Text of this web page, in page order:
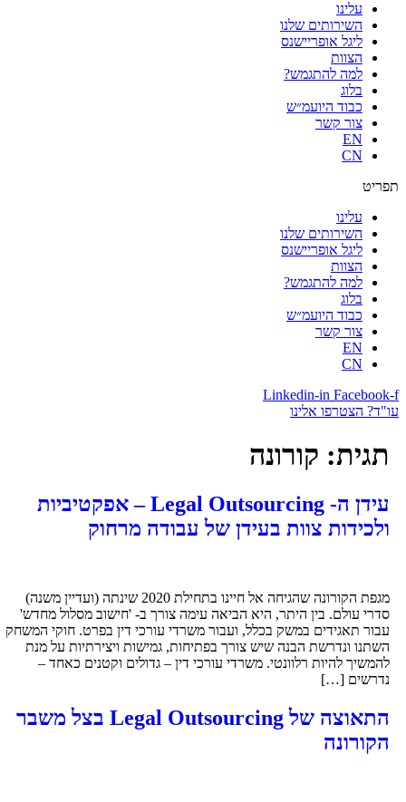
עלינו
השירותים שלנו
ליגל אופריישנס
הצוות
למה להתגמש?
בלוג
כבוד היועמ״ש
צור קשר
EN
CN
עלינו
השירותים שלנו
ליגל אופריישנס
הצוות
למה להתגמש?
בלוג
כבוד היועמ״ש
צור קשר
EN
CN
Linkedin-in
הצטרפו אלינו
תגית:קורונה
עידן ה- Legal Outsourcing – אפקטיביות
ולכידות צוות בעידן של עבודה מרחוק
מגפת הקורונה שהגיחה אל חיינו בתחילת 2020 שינתה (ועדיין משנה)
סדרי עולם. בין היתר, היא הביאה עימה צורך ב- 'חישוב מסלול מחדש'
עבור תאגידים במשק בכלל, ועבור משרדי עורכי דין בפרט. חוקי המשחק
השתנו ונדרשת הבנה שיש צורך בפתיחות, גמישות ויצירתיות על מנת
להמשיך להיות רלוונטי. משרדי עורכי דין – גדולים וקטנים כאחד –
נדרשים […]
התאוצה של Legal Outsourcing בצל משבר
הקורונה